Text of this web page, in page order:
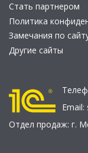
Стать партнером
Политика
Замечания по
Другие сайты
Email:
Отдел продаж: г.